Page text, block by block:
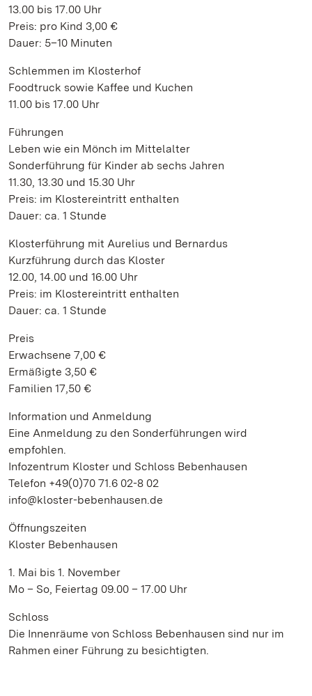
13.00 bis 17.00 Uhr
Preis: pro Kind 3,00 €
Dauer: 5–10 Minuten
Schlemmen im Klosterhof
Foodtruck sowie Kaffee und Kuchen
11.00 bis 17.00 Uhr
Führungen
Leben wie ein Mönch im Mittelalter
Sonderführung für Kinder ab sechs Jahren
11.30, 13.30 und 15.30 Uhr
Preis: im Klostereintritt enthalten
Dauer: ca. 1 Stunde
Klosterführung mit Aurelius und Bernardus
Kurzführung durch das Kloster
12.00, 14.00 und 16.00 Uhr
Preis: im Klostereintritt enthalten
Dauer: ca. 1 Stunde
Preis
Erwachsene 7,00 €
Ermäßigte 3,50 €
Familien 17,50 €
Information und Anmeldung
Eine Anmeldung zu den Sonderführungen wird
empfohlen.
Infozentrum Kloster und Schloss Bebenhausen
Telefon +49(0)70 71.6 02-8 02
info@kloster-bebenhausen.de
Öffnungszeiten
Kloster Bebenhausen
1. Mai bis 1. November
Mo – So, Feiertag 09.00 – 17.00 Uhr
Schloss
Die Innenräume von Schloss Bebenhausen sind nur im
Rahmen einer Führung zu besichtigten.